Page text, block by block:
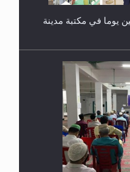
يوما في مكتبة مدينة